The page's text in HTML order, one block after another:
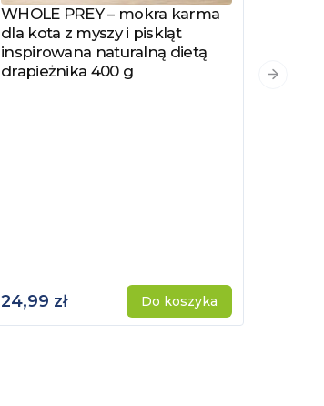
Zobacz produkt
WHOLE PREY – mokra karma
dla kota z myszy i piskląt
inspirowana naturalną dietą
drapieżnika 400 g
24,99 zł Do koszyka